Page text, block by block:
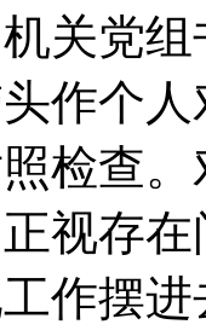
关党
作个
检查
视存
作摆